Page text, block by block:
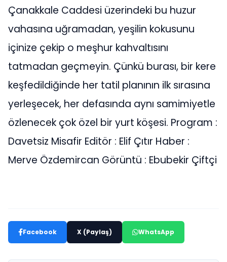
Çanakkale Caddesi üzerindeki bu huzur
vahasına uğramadan, yeşilin kokusunu
içinize çekip o meşhur kahvaltısını
tatmadan geçmeyin. Çünkü burası, bir kere
keşfedildiğinde her tatil planının ilk sırasına
yerleşecek, her defasında aynı samimiyetle
özlenecek çok özel bir yurt köşesi. Program :
Davetsiz Misafir Editör : Elif Çıtır Haber :
Merve Özdemircan Görüntü : Ebubekir Çiftçi
Facebook X (Paylaş) WhatsApp